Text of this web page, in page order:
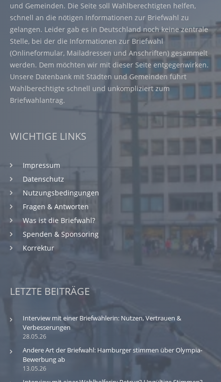
und Gemeinden. Die Seite soll Wahlberechtigten helfen,
schnell an die nötigen Informationen zur Briefwahl zu
gelangen. Leider gab es in Deutschland noch keine zentrale
Stelle, bei der die Informationen zur Briefwahl
(Onlineformular, Mailadressen und Anschriften) gesammelt
werden. Dem möchten wir mit dieser Seite entgegenwirken.
Unsere Datenbank mit Städten und Gemeinden führt
Wahlberechtigte schnell und unkompliziert zum
Briefwahlantrag.
WICHTIGE LINKS
Impressum
Datenschutz
Nutzungsbedingungen
Fragen & Antworten
Was ist die Briefwahl?
Spenden & Sponsoring
Korrektur
LETZTE BEITRÄGE
28.05.26
Interview mit einer Briefwählerin: Nutzen, Vertrauen &
Verbesserungen
13.05.26
Andere Art der Briefwahl: Hamburger stimmen über Olympia-
Bewerbung ab